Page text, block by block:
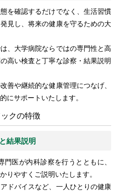
を確認するだけでなく、生活習慣
見し、将来の健康を守るための大
、大学病院ならではの専門性と高
高い検査と丁寧な診察・結果説明
善や継続的な健康管理につなげ、
にサポートいたします。
クの特徴
結果説明
医が内科診察を行うとともに、
りやすくご説明いたします。
ドバイスなど、一人ひとりの健康